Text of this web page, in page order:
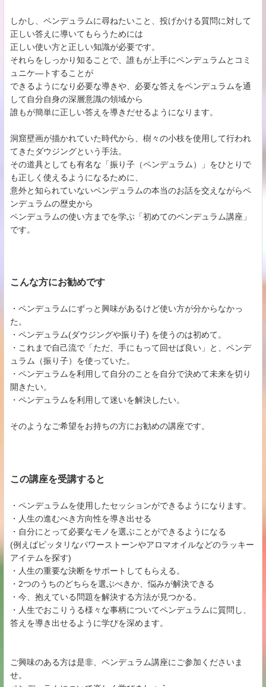
しかし、ペンデュラムに尋ねたいこと、投げかける質問に対して
正しい答えに導いてもらうためには
正しい使い方と正しい知識が必要です。
それらをしっかり知ることで、誰もが上手にペンデュラムとコミ
ュニケ―トすることが
できるようになり必要な導きや、必要な答えをペンデュラムを通
して自分自身の深層意識の領域から
誰もが簡単に正しい答えを導きだせるようになります。
洞窟壁画が描かれていた時代から、樹々の小枝を使用して行われ
てきたダウジングという手法。
その道具としても有名な「振り子（ペンデュラム）」をひとりで
も正しく使えるようになるために、
意外と知られていないペンデュラムの本当のお話を交えながらペ
ンデュラムの歴史から
ペンデュラムの使い方までを学ぶ「初めてのペンデュラム講座」
です。
こんな方にお勧めです
・ペンデュラムにずっと興味があるけど使い方が分からなかっ
た。
・ペンデュラム(ダウジングや振り子) を使うのは初めて。
・これまで自己流で「ただ、手にもって回せば良い」と、ペンデ
ュラム（振り子）を使っていた。
・ペンデュラムを利用して自分のことを自分で決めて未来を切り
開きたい。
・ペンデュラムを利用して迷いを解決したい。
そのようなご希望をお持ちの方にお勧めの講座です。
この講座を受講すると
・ペンデュラムを使用したセッションができるようになります。
・人生の進むべき方向性を導き出せる
・自分にとって必要なモノを選ぶことができるようになる
(例えばピッタリなパワーストーンやアロマオイルなどのラッキー
アイテムを探す)
・人生の重要な決断をサポートしてもらえる。
・2つのうちのどちらを選ぶべきか、悩みが解決できる
・今、抱えている問題を解決する方法が見つかる。
・人生でおこりうる様々な事柄についてペンデュラムに質問し、
答えを導き出せるように学びを深めます。
ご興味のある方は是非、ペンデュラム講座にご参加くださいま
せ。